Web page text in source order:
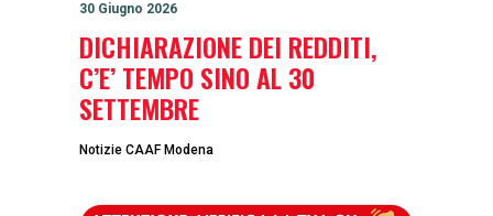
30 Giugno 2026
DICHIARAZIONE DEI REDDITI,
C’E’ TEMPO SINO AL 30
SETTEMBRE
Notizie CAAF Modena